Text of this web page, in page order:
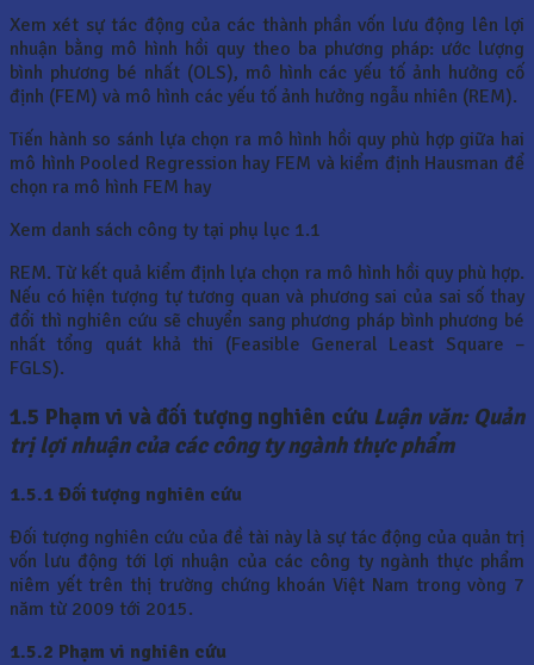
Xem xét sự tác động của các thành phần vốn lưu động lên lợi
nhuận bằng mô hình hồi quy theo ba phương pháp: ước lượng
bình phương bé nhất (OLS), mô hình các yếu tố ảnh hưởng cố
định (FEM) và mô hình các yếu tố ảnh hưởng ngẫu nhiên (REM).
Tiến hành so sánh lựa chọn ra mô hình hồi quy phù hợp giữa hai
mô hình Pooled Regression hay FEM và kiểm định Hausman để
chọn ra mô hình FEM hay
Xem danh sách công ty tại phụ lục 1.1
REM. Từ kết quả kiểm định lựa chọn ra mô hình hồi quy phù hợp.
Nếu có hiện tượng tự tương quan và phương sai của sai số thay
đổi thì nghiên cứu sẽ chuyển sang phương pháp bình phương bé
nhất tổng quát khả thi (Feasible General Least Square –
FGLS).
1.5 Phạm vi và đối tượng nghiên cứu Luận văn: Quản
trị lợi nhuận của các công ty ngành thực phẩm
1.5.1 Đối tượng nghiên cứu
Đối tượng nghiên cứu của đề tài này là sự tác động của quản trị
vốn lưu động tới lợi nhuận của các công ty ngành thực phẩm
niêm yết trên thị trường chứng khoán Việt Nam trong vòng 7
năm từ 2009 tới 2015.
1.5.2 Phạm vi nghiên cứu